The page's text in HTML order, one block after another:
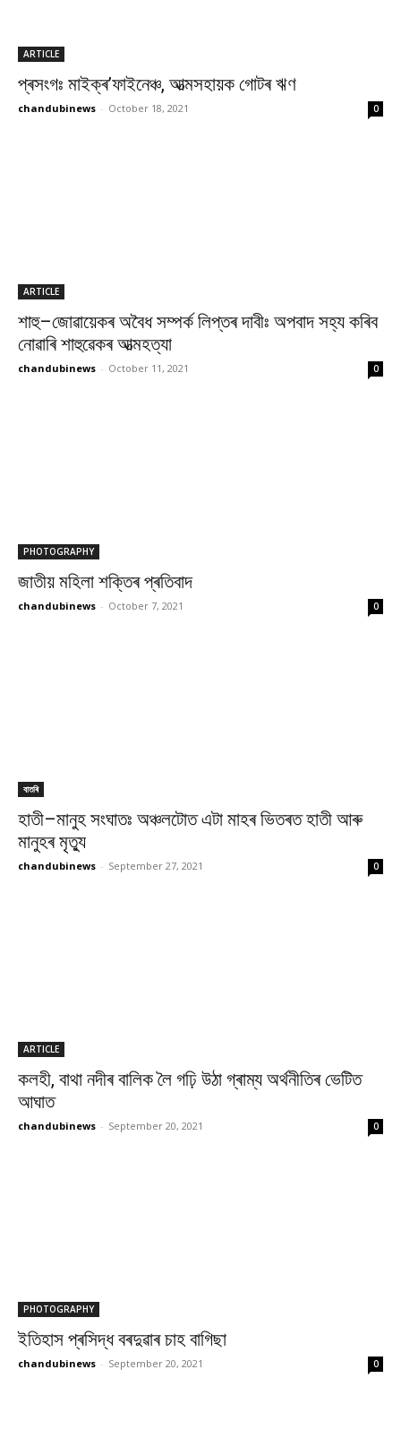
ARTICLE
প্ৰসংগঃ মাইক্ৰ’ফাইনেঞ্চ, আত্মসহায়ক গোটৰ ঋণ
chandubinews - October 18, 2021 0
ARTICLE
শাহু–জোৱায়েকৰ অবৈধ সম্পৰ্ক লিপ্তৰ দাবীঃ অপবাদ সহ্য কৰিব
নোৱাৰি শাহুৱেকৰ আত্মহত্যা
chandubinews - October 11, 2021 0
PHOTOGRAPHY
জাতীয় মহিলা শক্তিৰ প্ৰতিবাদ
chandubinews - October 7, 2021 0
বাতৰি
হাতী–মানুহ সংঘাতঃ অঞ্চলটোত এটা মাহৰ ভিতৰত হাতী আৰু
মানুহৰ মৃত্যু
chandubinews - September 27, 2021 0
ARTICLE
কলহী, বাথা নদীৰ বালিক লৈ গঢ়ি উঠা গ্ৰাম্য অৰ্থনীতিৰ ভেটিত
আঘাত
chandubinews - September 20, 2021 0
PHOTOGRAPHY
ইতিহাস প্ৰসিদ্ধ বৰদুৱাৰ চাহ বাগিছা
chandubinews - September 20, 2021 0